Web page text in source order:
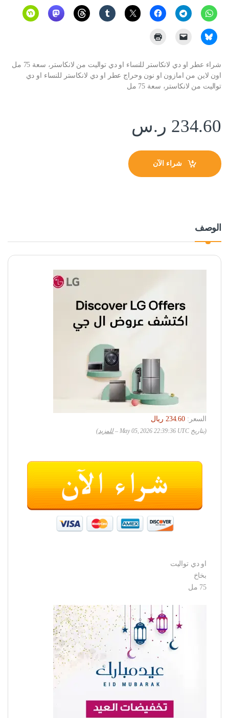
شراء عطر او دي لانكاستر للنساء او دي تواليت من لانكاستر، سعة 75 مل
اون لاين من امازون او نون وحراج عطر او دي لانكاستر للنساء او دي
تواليت من لانكاستر، سعة 75 مل
234.60 ر.س
شراء الآن
الوصف
السعر:
‏234.60 ريال
(بتاريخ May 05, 2026 22:39:36 UTC – للمزيد)
او دي تواليت
بخاخ
75 مل